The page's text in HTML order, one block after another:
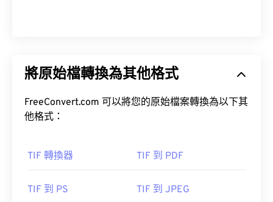
將原始檔轉換為其他格式
FreeConvert.com 可以將您的原始檔案轉換為以下其
他格式：
TIF 轉換器 TIF 到 PDF
TIF 到 PS TIF 到 JPEG